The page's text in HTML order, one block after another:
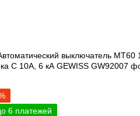
6 платежей